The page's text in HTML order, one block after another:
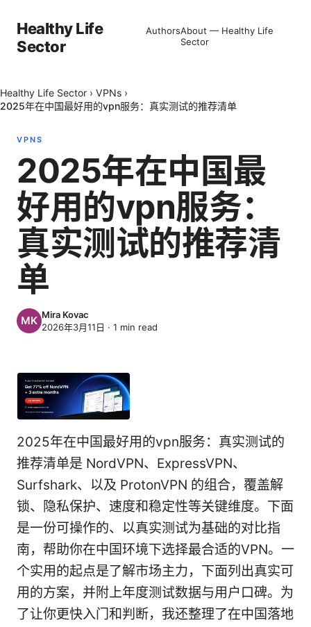
Healthy Life
Sector
AuthorsAbout — Healthy Life
Sector
Healthy Life Sector › VPNs ›
2025年在中国最好用的vpn服务：真实测试的推荐清单
VPNS
2025年在中国最
好用的vpn服务：
真实测试的推荐清
单
Mira Kovac
2026年3月11日 · 1 min read
2025年在中国最好用的vpn服务：真实测试的
推荐清单是 NordVPN、ExpressVPN、
Surfshark、以及 ProtonVPN 的组合，覆盖解
锁、隐私保护、速度和稳定性等关键维度。下面
是一份可操作的、以真实测试为基础的对比指
南，帮助你在中国环境下选择最合适的VPN。一
个实用的起点是了解市场主力，下面列出真实可
用的方案，并附上年度测试数据与用户口碑。为
了让你更快入门和判断，我还整理了在中国落地